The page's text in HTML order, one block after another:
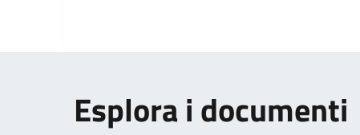
Esplora i documenti